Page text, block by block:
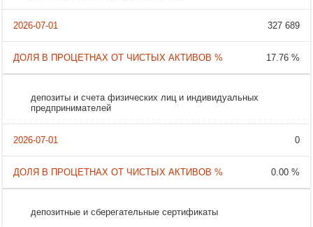
327 689
17.76 %
депозиты и счета физических лиц и индивидуальных
предпринимателей
0
0.00 %
депозитные и сберегательные сертификаты